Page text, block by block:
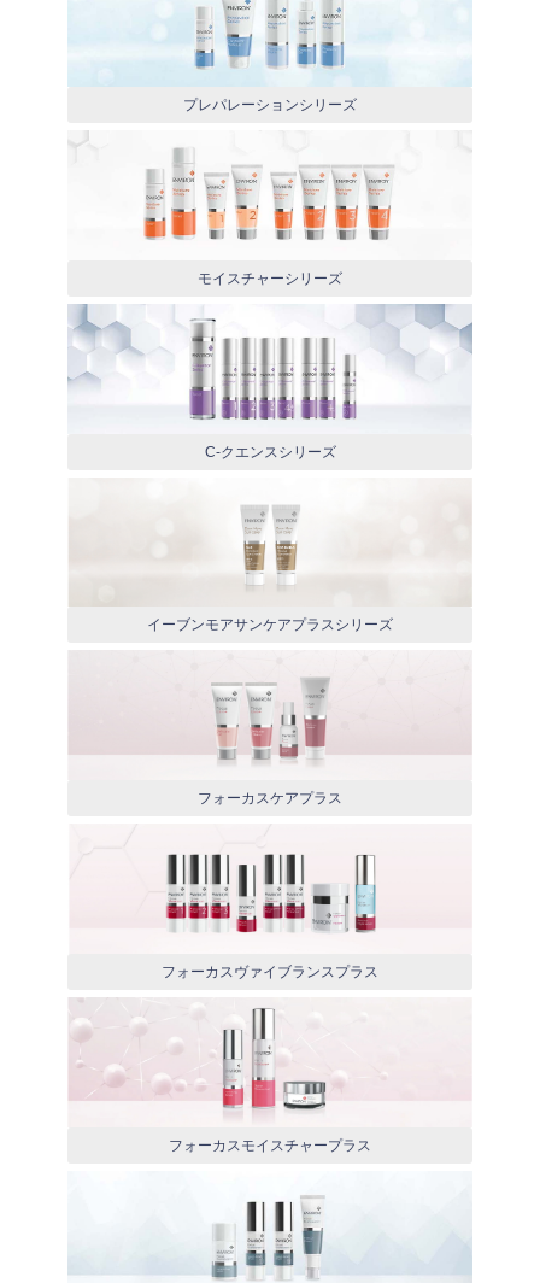
プレパレーションシリーズ
モイスチャーシリーズ
C-クエンスシリーズ
イーブンモアサンケアプラスシリーズ
フォーカスケアプラス
フォーカスヴァイブランスプラス
フォーカスモイスチャープラス